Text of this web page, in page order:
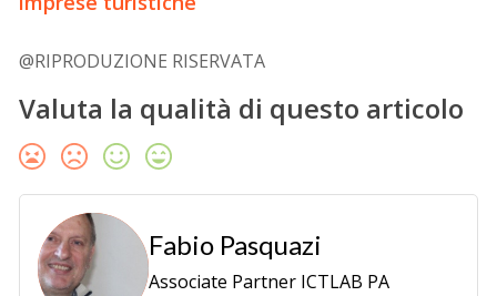
@RIPRODUZIONE RISERVATA
Valuta la qualità di questo articolo
Fabio Pasquazi
Associate Partner ICTLAB PA